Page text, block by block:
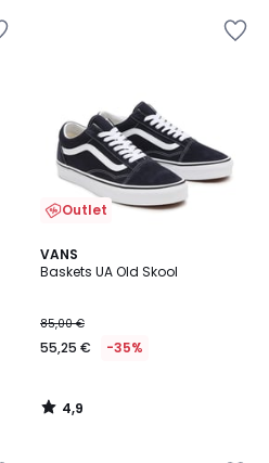
Outlet
VANS
Baskets UA Old Skool
85,00 €
55,25 € -35%
4,9
/ 5
4,9
/